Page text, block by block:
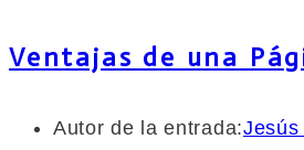
Ventajas de una
Autor de la entrada:Jesús